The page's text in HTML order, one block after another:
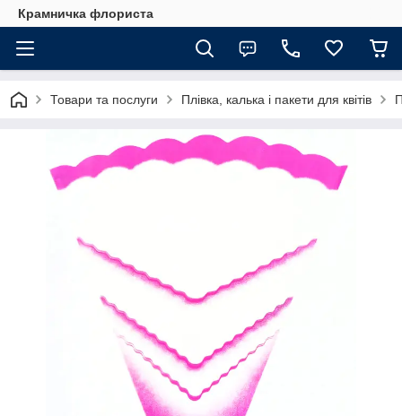
Крамничка флориста
Товари та послуги Плівка, калька і пакети для квітів